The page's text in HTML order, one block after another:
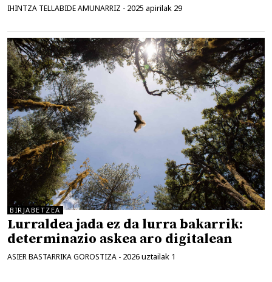
IHINTZA TELLABIDE AMUNARRIZ - 2025 apirilak 29
BIRJABETZEA
Lurraldea jada ez da lurra bakarrik:
determinazio askea aro digitalean
ASIER BASTARRIKA GOROSTIZA - 2026 uztailak 1